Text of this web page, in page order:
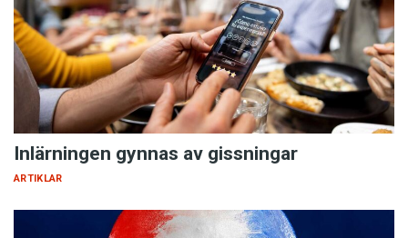
Inlärningen gynnas av gissningar
ARTIKLAR